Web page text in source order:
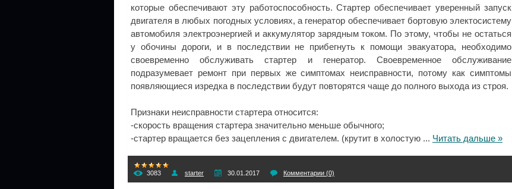
которые обеспечивают эту работоспособность. Стартер обеспечивает уверенный запуск
двигателя в любых погодных условиях, а генератор обеспечивает бортовую электосистему
автомобиля электроэнергией и аккумулятор зарядным током. По этому, чтобы не остаться
у обочины дороги, и в последствии не прибегнуть к помощи эвакуатора, необходимо
своевременно обслуживать стартер и генератор. Своевременное обслуживание
подразумевает ремонт при первых же симптомах неисправности, потому как симптомы
появляющиеся изредка в последствии будут повторятся чаще до полного выхода из строя.
Признаки неисправности стартера относится:
-скорость вращения стартера значительно меньше обычного;
-стартер вращается без зацепления с двигателем. (крутит в холостую ... Читать дальше »
3083 starter 30.01.2017 Комментарии (0)